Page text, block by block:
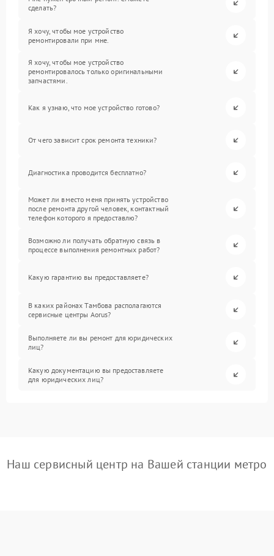
сделать?
Я хочу, чтобы мое устройство
ремонтировали при мне.
Я хочу, чтобы мое устройство
ремонтировалось только оригинальными
запчастями.
Как я узнаю, что мое устройство готово?
От чего зависит срок ремонта техники?
Диагностика проводится бесплатно?
Может ли вместо меня принять устройство
после ремонта другой человек, контактный
телефон которого я предоставлю?
Возможно ли получать обратную связь в
процессе выполнения ремонтных работ?
Какую гарантию вы предоставляете?
В каких районах Тамбова располагаются
сервисные центры Aorus?
Выполняете ли вы ремонт для юридических
лиц?
Какую документацию вы предоставляете
для юридических лиц?
Наш сервисный центр на Вашей станции метро